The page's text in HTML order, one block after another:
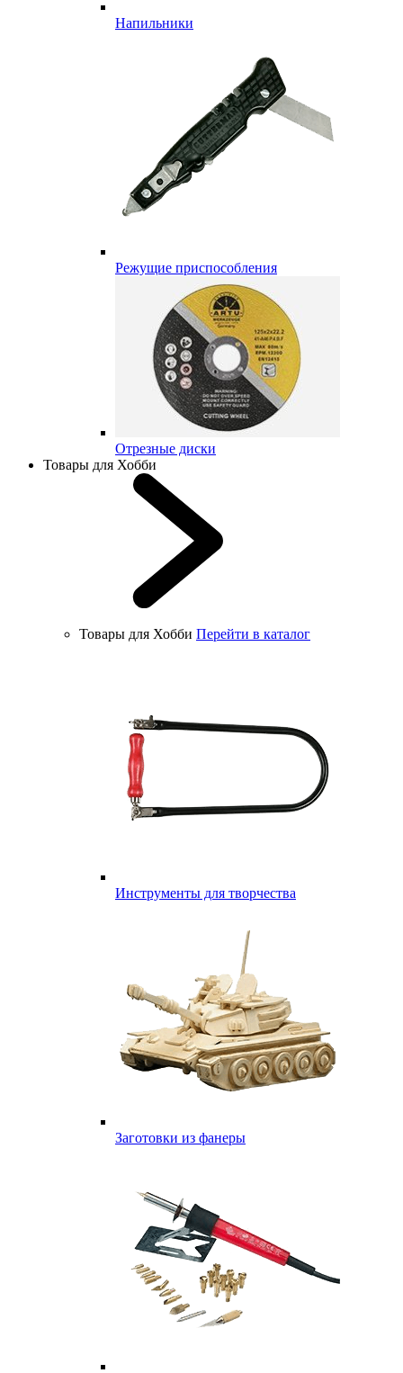
Напильники
Режущие приспособления
Отрезные диски
Товары для Хобби
Товары для Хобби Перейти в каталог
Инструменты для творчества
Заготовки из фанеры